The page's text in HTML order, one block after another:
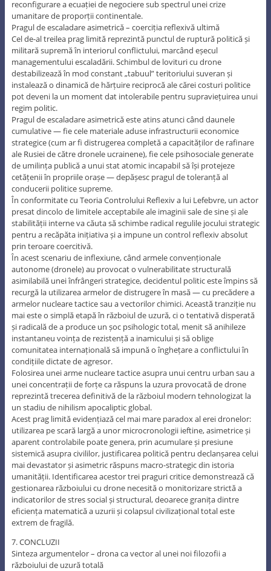
reconfigurare a ecuației de negociere sub spectrul unei crize
umanitare de proporții continentale.
Pragul de escaladare asimetrică – coerciția reflexivă ultimă
Cel de-al treilea prag limită reprezintă punctul de ruptură politică și
militară supremă în interiorul conflictului, marcând eșecul
managementului escaladării. Schimbul de lovituri cu drone
destabilizează în mod constant „tabuul” teritoriului suveran și
instalează o dinamică de hărțuire reciprocă ale cărei costuri politice
pot deveni la un moment dat intolerabile pentru supraviețuirea unui
regim politic.
Pragul de escaladare asimetrică este atins atunci când daunele
cumulative — fie cele materiale aduse infrastructurii economice
strategice (cum ar fi distrugerea completă a capacităților de rafinare
ale Rusiei de către dronele ucrainene), fie cele psihosociale generate
de umilința publică a unui stat atomic incapabil să își protejeze
cetățenii în propriile orașe — depășesc pragul de toleranță al
conducerii politice supreme.
În conformitate cu Teoria Controlului Reflexiv a lui Lefebvre, un actor
presat dincolo de limitele acceptabile ale imaginii sale de sine și ale
stabilității interne va căuta să schimbe radical regulile jocului strategic
pentru a recăpăta inițiativa și a impune un control reflexiv absolut
prin teroare coercitivă.
În acest scenariu de inflexiune, când armele convenționale
autonome (dronele) au provocat o vulnerabilitate structurală
asimilabilă unei înfrângeri strategice, decidentul politic este împins să
recurgă la utilizarea armelor de distrugere în masă — cu precădere a
armelor nucleare tactice sau a vectorilor chimici. Această tranziție nu
mai este o simplă etapă în războiul de uzură, ci o tentativă disperată
și radicală de a produce un șoc psihologic total, menit să anihileze
instantaneu voința de rezistență a inamicului și să oblige
comunitatea internațională să impună o înghețare a conflictului în
condițiile dictate de agresor.
Folosirea unei arme nucleare tactice asupra unui centru urban sau a
unei concentrații de forțe ca răspuns la uzura provocată de drone
reprezintă trecerea definitivă de la războiul modern tehnologizat la
un stadiu de nihilism apocaliptic global.
Acest prag limită evidențiază cel mai mare paradox al erei dronelor:
utilizarea pe scară largă a unor microcronologii ieftine, asimetrice și
aparent controlabile poate genera, prin acumulare și presiune
sistemică asupra civililor, justificarea politică pentru declanșarea celui
mai devastator și asimetric răspuns macro-strategic din istoria
umanității. Identificarea acestor trei praguri critice demonstrează că
gestionarea războiului cu drone necesită o monitorizare strictă a
indicatorilor de stres social și structural, deoarece granița dintre
eficiența matematică a uzurii și colapsul civilizațional total este
extrem de fragilă.
7. CONCLUZII
Sinteza argumentelor – drona ca vector al unei noi filozofii a
războiului de uzură totală